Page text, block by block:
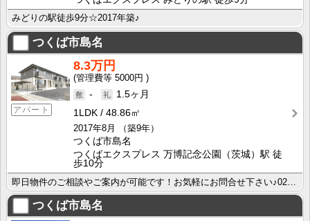
みどりの駅徒歩9分☆2017年築♪
つくば市島名
アパート
8.3万円
5000円
-
1.5ヶ月
1LDK
48.86㎡
2017年8月
（築9年）
つくば市島名
つくばエクスプレス 万博記念公園（茨城）駅 徒
歩10分
つくば市島名